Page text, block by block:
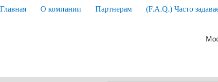
Главная О компании Партнерам (F.A.Q.) Часто